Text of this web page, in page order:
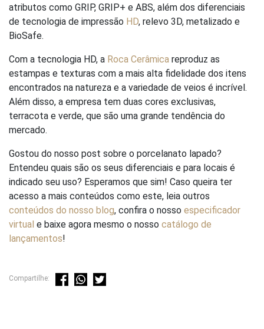
atributos como GRIP, GRIP+ e ABS, além dos diferenciais
de tecnologia de impressão HD, relevo 3D, metalizado e
BioSafe.
Com a tecnologia HD, a Roca Cerâmica reproduz as
estampas e texturas com a mais alta fidelidade dos itens
encontrados na natureza e a variedade de veios é incrível.
Além disso, a empresa tem duas cores exclusivas,
terracota e verde, que são uma grande tendência do
mercado.
Gostou do nosso post sobre o porcelanato lapado?
Entendeu quais são os seus diferenciais e para locais é
indicado seu uso? Esperamos que sim! Caso queira ter
acesso a mais conteúdos como este, leia outros
conteúdos do nosso blog, confira o nosso especificador
virtual e baixe agora mesmo o nosso catálogo de
lançamentos!
Compartilhe: